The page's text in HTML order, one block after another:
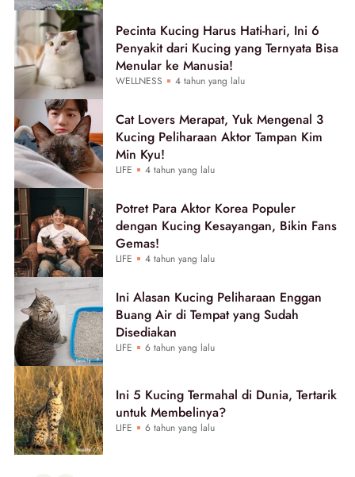
Pecinta Kucing Harus Hati-hari, Ini 6
Penyakit dari Kucing yang Ternyata Bisa
Menular ke Manusia!
WELLNESS 4 tahun yang lalu
Cat Lovers Merapat, Yuk Mengenal 3
Kucing Peliharaan Aktor Tampan Kim
Min Kyu!
LIFE 4 tahun yang lalu
Potret Para Aktor Korea Populer
dengan Kucing Kesayangan, Bikin Fans
Gemas!
LIFE 4 tahun yang lalu
Ini Alasan Kucing Peliharaan Enggan
Buang Air di Tempat yang Sudah
Disediakan
LIFE 6 tahun yang lalu
Ini 5 Kucing Termahal di Dunia, Tertarik
untuk Membelinya?
LIFE 6 tahun yang lalu